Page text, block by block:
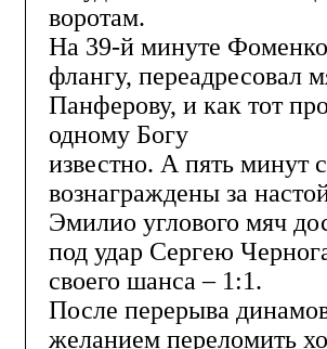
воротам.
На 39-й минуте
флангу, переадресовал
Панферову, и как тот
одному Богу
известно. А пять минут
вознаграждены за
Эмилио углового мяч
под удар Сергею
своего шанса – 1:1.
После перерыва
желанием переломить